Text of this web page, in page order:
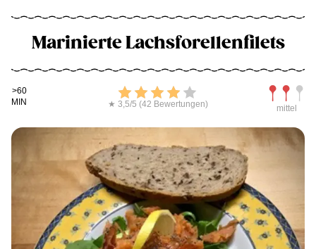
Marinierte Lachsforellenfilets
Kochdauer
>60
MIN
Bewerten
★ 3,5/5 (42 Bewertungen) mittel